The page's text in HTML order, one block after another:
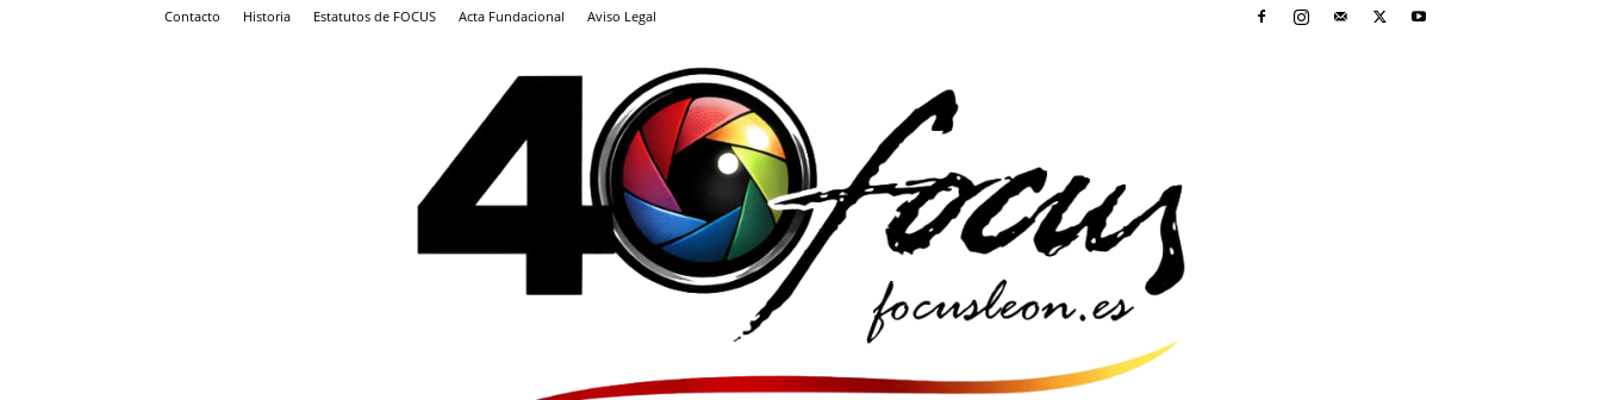
Contacto Historia Estatutos de FOCUS Acta Fundacional Aviso Legal